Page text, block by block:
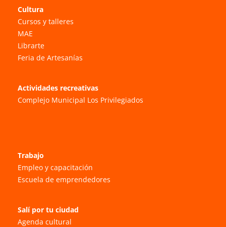
Cultura
Cursos y talleres
MAE
Librarte
Feria de Artesanías
Actividades recreativas
Complejo Municipal Los Privilegiados
Trabajo
Empleo y capacitación
Escuela de emprendedores
Salí por tu ciudad
Agenda cultural